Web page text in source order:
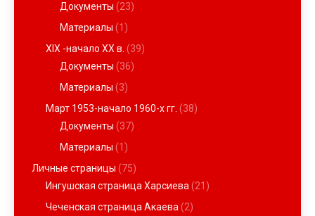
Документы (23)
Материалы (1)
XIX -начало ХХ в. (39)
Документы (36)
Материалы (3)
Март 1953-начало 1960-х гг. (38)
Документы (37)
Материалы (1)
Личные страницы (75)
Ингушская страница Харсиева (21)
Чеченская страница Акаева (2)